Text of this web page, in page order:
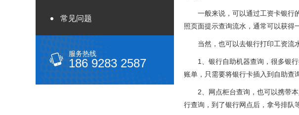
常见问题
服务热线
186 9283 2587
一般来说，可以通过工资卡银行的
照页面提示查询流水，通常可以获得
当然，也可以去银行打印工资流水
1、银行自助机器查询，很多银行
账单，只需要将银行卡插入到自助查
2、网点柜台查询，也可以携带本
行查询，到了银行网点后，拿号排队